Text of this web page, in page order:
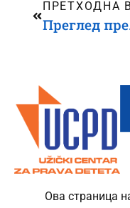
Преглед
Ова страница